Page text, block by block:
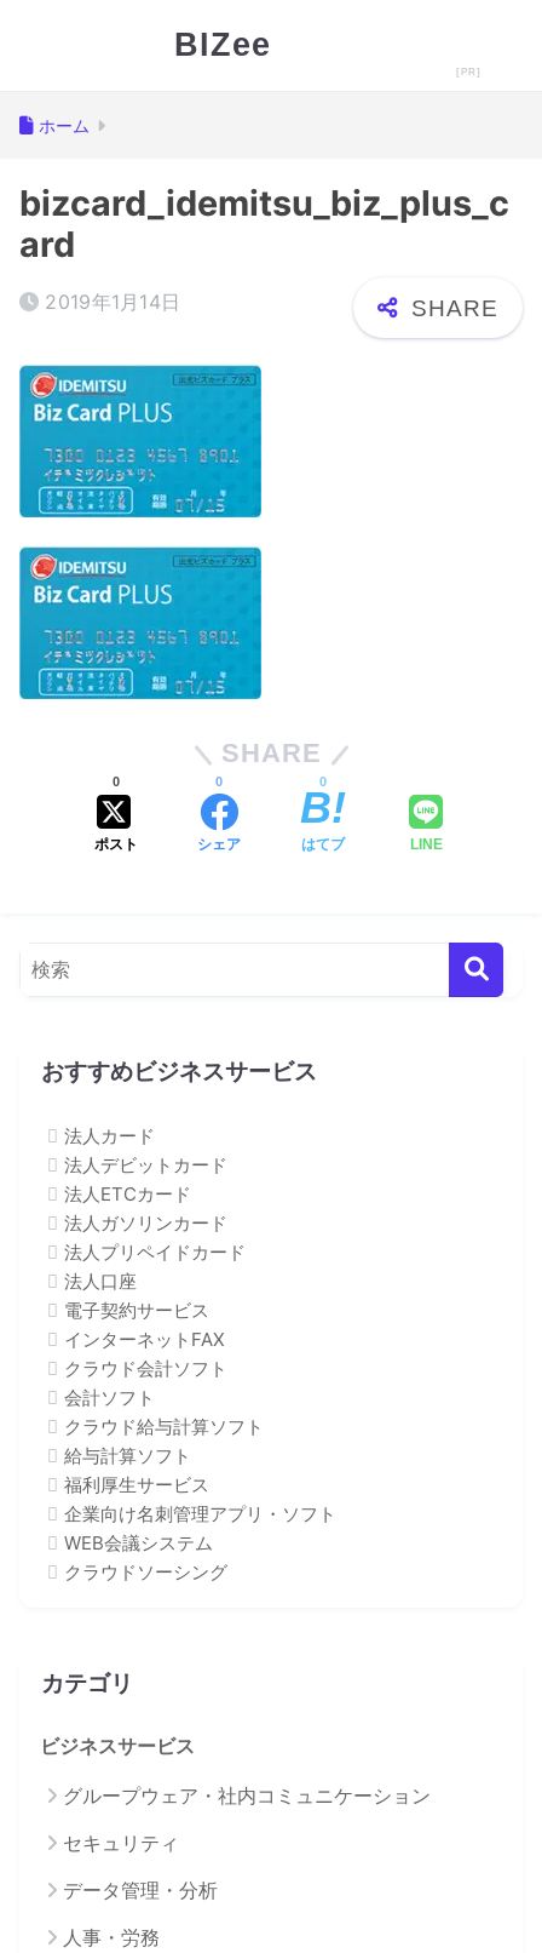
BIZee
ホーム
bizcard_idemitsu_biz_plus_c
ard
2019年1月14日
SHARE
ポスト
0
シェア
0
はてブ
0
LINE
おすすめビジネスサービス
法人カード
法人デビットカード
法人ETCカード
法人ガソリンカード
法人プリペイドカード
法人口座
電子契約サービス
インターネットFAX
クラウド会計ソフト
会計ソフト
クラウド給与計算ソフト
給与計算ソフト
福利厚生サービス
企業向け名刺管理アプリ・ソフト
WEB会議システム
クラウドソーシング
カテゴリ
ビジネスサービス
グループウェア・社内コミュニケーション
セキュリティ
データ管理・分析
人事・労務